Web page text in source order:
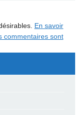
En savoir
commentaires sont